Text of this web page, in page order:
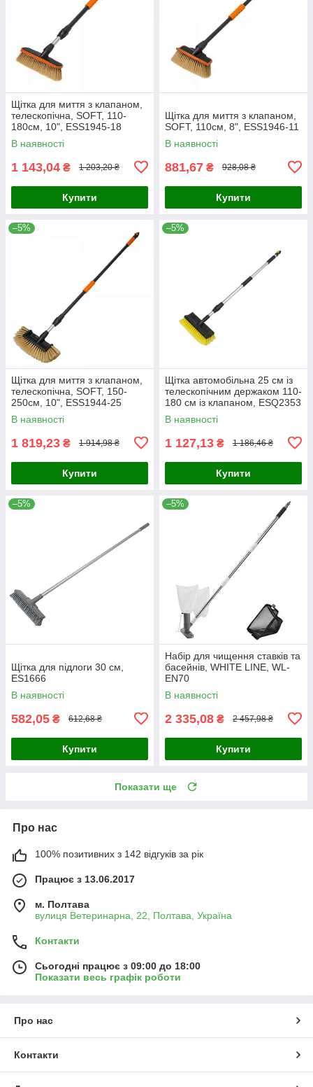
Щітка для миття з клапаном,
телескопічна, SOFT, 110-
180см, 10", ESS1945-18
В наявності
1 143,04 ₴ 1 203,20 ₴
Купити
Щітка для миття з клапаном,
SOFT, 110см, 8", ESS1946-11
В наявності
881,67 ₴ 928,08 ₴
Купити
–5%
Щітка для миття з клапаном,
телескопічна, SOFT, 150-
250см, 10", ESS1944-25
В наявності
1 819,23 ₴ 1 914,98 ₴
Купити
–5%
Щітка автомобільна 25 см із
телескопічним держаком 110-
180 см із клапаном, ESQ2353
В наявності
1 127,13 ₴ 1 186,46 ₴
Купити
–5%
Щітка для підлоги 30 см,
ES1666
В наявності
582,05 ₴ 612,68 ₴
Купити
–5%
Набір для чищення ставків та
басейнів, WHITE LINE, WL-
EN70
В наявності
2 335,08 ₴ 2 457,98 ₴
Купити
Показати ще
Про нас
100% позитивних з 142 відгуків за рік
Працює з 13.06.2017
м. Полтава
вулиця Ветеринарна, 22, Полтава, Україна
Контакти
Сьогодні працює з 09:00 до 18:00
Показати весь графік роботи
Про нас
Контакти